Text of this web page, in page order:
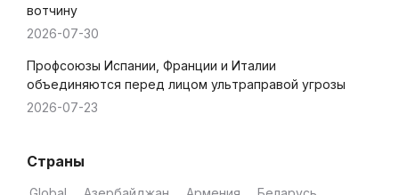
вотчину
2026-07-30
Профсоюзы Испании, Франции и Италии
объединяются перед лицом ультраправой угрозы
2026-07-23
Страны